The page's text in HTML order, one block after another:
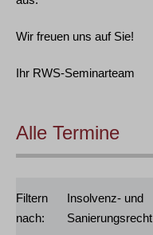
Wir freuen uns auf Sie!
Ihr RWS-Seminarteam
Alle Termine
Filtern
nach:
Insolvenz- und
Sanierungsrecht